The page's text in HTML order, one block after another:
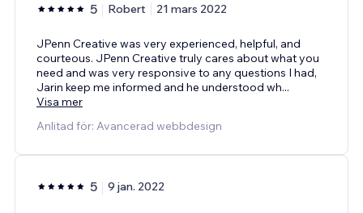
5 Robert 21 mars 2022
JPenn Creative was very experienced, helpful, and
courteous. JPenn Creative truly cares about what you
need and was very responsive to any questions I had,
Jarin keep me informed and he understood wh...
Visa mer
Anlitad för: Avancerad webbdesign
5 9 jan. 2022